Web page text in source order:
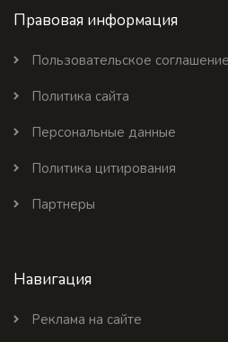
Правовая информация
Пользовательское соглашение
Политика сайта
Персональные данные
Политика цитирования
Партнеры
Навигация
Реклама на сайте